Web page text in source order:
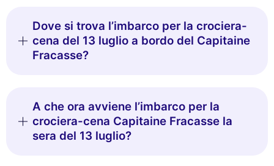
Dove si trova l’imbarco per la crociera-
cena del 13 luglio a bordo del Capitaine
Fracasse?
A che ora avviene l’imbarco per la
crociera-cena Capitaine Fracasse la
sera del 13 luglio?